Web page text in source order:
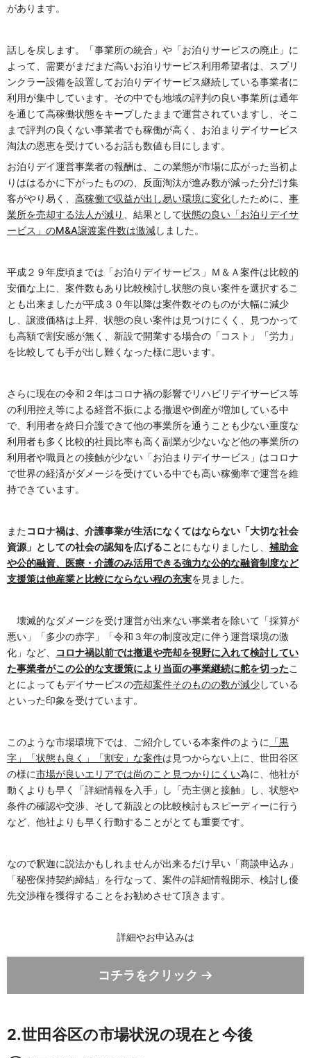
があります。
話しを戻します。「事業所の統合」や「お泊りサービスの廃止」に
よって、需要がまだまだ高いお泊りサービス利用希望者は、スプリ
ンクラー設備を設置してお泊りデイサービス継続している事業者に
利用が集中しています。その中でも地域の評判の良い事業所は通年
を通じて高稼働状態をキープしたままで運営されていますし、そこ
まで評判の良くない事業者でも稼働が高く、お泊まりデイサービス
淘汰の恩恵を受けているお話も数値も目にします。
お泊りデイ運営事業者の報酬は、この業態が市場に広がった当初よ
りははるかに下がったものの、反面淘汰が進み数が減った分だけ集
客がやり易く、 高稼働で収益が出し易い環境に変化したために、 事
業所を売却する法人が減り
、結果として状態の良い「お泊りデイサ
ービス」のM&A譲渡案件数は激減しました。
平成２９年度頃までは「お泊りデイサービス」Ｍ＆Ａ案件は比較的
安価な上に、案件数もあり比較検討し状態の良い案件を選択するこ
とも出来ましたが平成３０年以降は案件数そのものが大幅に減少
し、譲渡価格は上昇、状態の良い案件は見つけにくく、見つかって
も高額で割安感が無く、新設で開業する場合の「コスト」「労力」
を比較しても手が出し難くなった様に思います。
さらに現在の令和２年はコロナ禍の影響でリハビリデイサービス等
の利用控え等による経営不振による撤退や倒産が増加している中
で、利用者を終日介護できて他の事業所を通うことも少ない重度な
利用者も多く比較的社員比率も高く副業が少ないなど他の事業所の
利用者や職員との接触が少ない「お泊まりデイサービス」はコロナ
で世界の経済がダメージを受けている中でも高い稼働率で運営を維
持できています。
またコロナ禍は、介護事業が生活になくてはならない「大切な社会
資源」としての社会の認知を広げることにもなりましたし、 補助金
や公的融資、医療・介護のみ活用できる強力な公的な融資制度など
支援策は他産業と比較にならない程の充実を見ました。
壊滅的なダメージを受け運営が出来ない事業者を除いて「採算が
悪い」「多少の赤字」「令和３年の制度改定に伴う運営環境の激
化」など、
コロナ禍以前では撤退や売却を視野に入れて検討してい
た事業者がこの公的な支援策により当面の事業継続に舵を切ったこ
とによってもデイサービスの売却案件そのものの数が減少している
といった印象を受けています。
このような市場環境下では、ご紹介している本案件のように 「黒
字」「状態も良く」「割安」な案件は見つからない上に、世田谷区
の様に市場が良いエリアでは尚のこと見つかりにくい為に、他社が
動くよりも早く「詳細情報を入手」し「売主側と接触」し、状態や
条件の確認や交渉、そして新設との比較検討もスピーディーに行う
など、他社よりも早く行動することがとても重要です。
なので釈迦に説法かもしれませんが出来るだけ早い「商談申込み」
「秘密保持契約締結」を行なって、案件の詳細情報開示、検討し優
先交渉権を獲得することをお勧めさせて頂きます。
詳細やお申込みは
コチラをクリック
2.世田谷区の市場状況の現在と今後